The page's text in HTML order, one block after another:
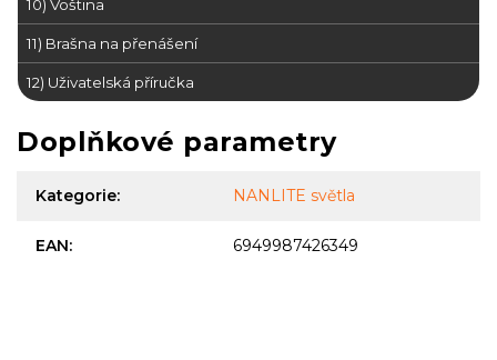
10) Voština
11) Brašna na přenášení
12) Uživatelská příručka
Doplňkové parametry
Kategorie: NANLITE světla
EAN: 6949987426349